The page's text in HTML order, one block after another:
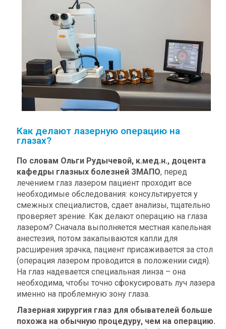
Как делают лазерную операцию на
глазах?
По словам Ольги Рудычевой, к.мед.н., доцента
кафедры глазных болезней ЗМАПО, перед
лечением глаз лазером пациент проходит все
необходимые обследования: консультируется у
смежных специалистов, сдает анализы, тщательно
проверяет зрение. Как делают операцию на глаза
лазером? Сначала выполняется местная капельная
анестезия, потом закапываются капли для
расширения зрачка, пациент присаживается за стол
(операция лазером проводится в положении сидя).
На глаз надевается специальная линза – она
необходима, чтобы точно сфокусировать луч лазера
именно на проблемную зону глаза.
Лазерная хирургия глаз для обывателей больше
похожа на обычную процедуру, чем на операцию.